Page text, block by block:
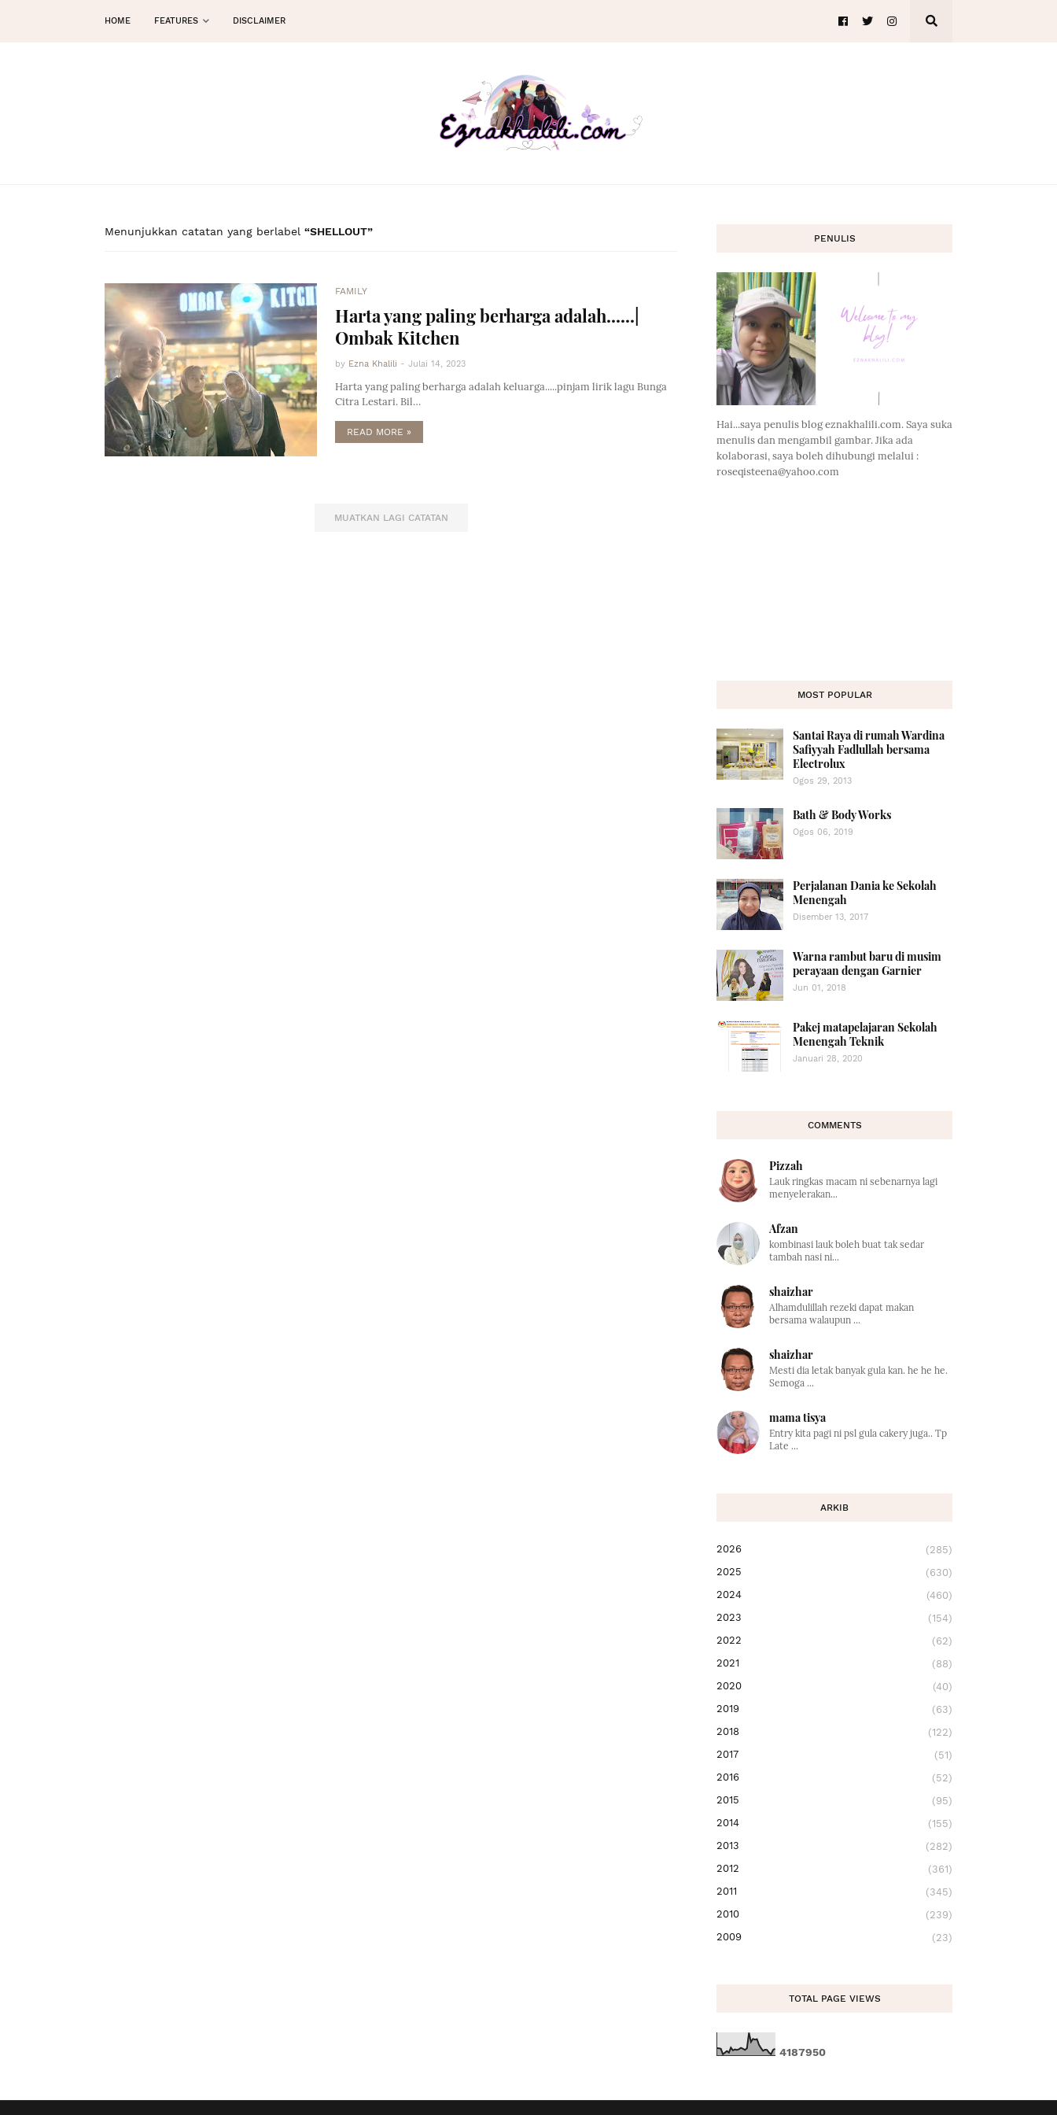
HOME FEATURES DISCLAIMER
Menunjukkan catatan yang berlabel SHELLOUT
FAMILY
Harta yang paling berharga adalah......|
Ombak Kitchen
by Ezna Khalili - Julai 14, 2023
Harta yang paling berharga adalah keluarga.....pinjam lirik lagu Bunga
Citra Lestari. Bil…
READ MORE »
MUATKAN LAGI CATATAN
PENULIS
Hai...saya penulis blog eznakhalili.com. Saya suka
menulis dan mengambil gambar. Jika ada
kolaborasi, saya boleh dihubungi melalui :
roseqisteena@yahoo.com
MOST POPULAR
Santai Raya di rumah Wardina
Safiyyah Fadlullah bersama
Electrolux
Ogos 29, 2013
Bath & Body Works
Ogos 06, 2019
Perjalanan Dania ke Sekolah
Menengah
Disember 13, 2017
Warna rambut baru di musim
perayaan dengan Garnier
Jun 01, 2018
Pakej matapelajaran Sekolah
Menengah Teknik
Januari 28, 2020
COMMENTS
Pizzah
Lauk ringkas macam ni sebenarnya lagi
menyelerakan...
Afzan
kombinasi lauk boleh buat tak sedar
tambah nasi ni...
shaizhar
Alhamdulillah rezeki dapat makan
bersama walaupun ...
shaizhar
Mesti dia letak banyak gula kan. he he he.
Semoga ...
mama tisya
Entry kita pagi ni psl gula cakery juga.. Tp
Late ...
ARKIB
2026
(285)
2025
(630)
2024
(460)
2023
(154)
2022
(62)
2021
(88)
2020
(40)
2019
(63)
2018
(122)
2017
(51)
2016
(52)
2015
(95)
2014
(155)
2013
(282)
2012
(361)
2011
(345)
2010
(239)
2009
(23)
TOTAL PAGE VIEWS
4187950